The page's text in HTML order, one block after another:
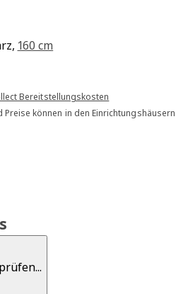
160 cm
Bereitstellungskosten
können in den Einrichtungshäusern
von 5 Sterne Alle Bewertungen: